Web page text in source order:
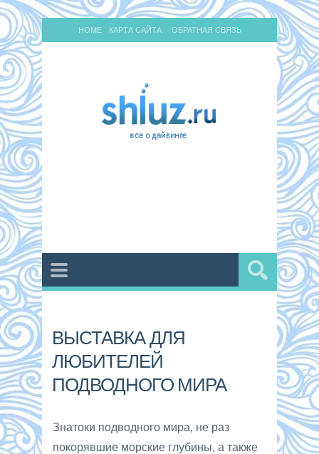
HOME КАРТА САЙТА ОБРАТНАЯ СВЯЗЬ
ВЫСТАВКА ДЛЯ
ЛЮБИТЕЛЕЙ
ПОДВОДНОГО МИРА
Знатоки подводного мира, не раз
покорявшие морские глубины, а также